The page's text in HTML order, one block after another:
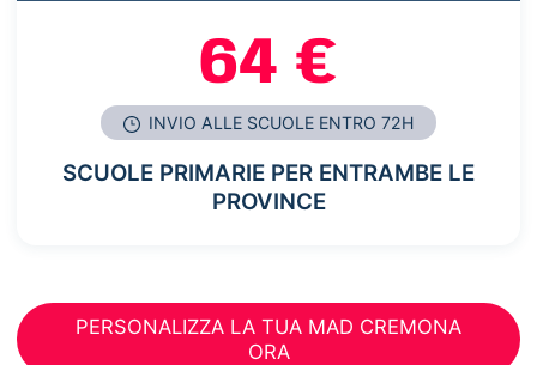
64 €
INVIO ALLE SCUOLE ENTRO 72H
SCUOLE PRIMARIE PER ENTRAMBE LE
PROVINCE
PERSONALIZZA LA TUA MAD CREMONA
ORA